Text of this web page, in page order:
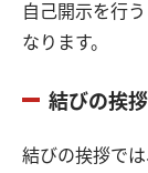
自己開示を行
なります。
結びの挨拶
結びの挨拶で